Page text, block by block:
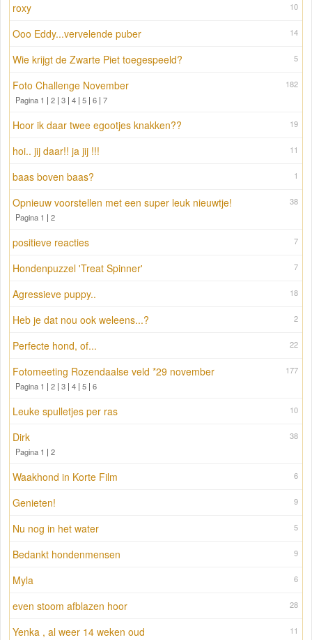
10
roxy
14
Ooo Eddy...vervelende puber
5
Wie krijgt de Zwarte Piet toegespeeld?
182
Foto Challenge November
Pagina 1 | 2 | 3 | 4 | 5 | 6 | 7
19
Hoor ik daar twee egootjes knakken??
11
hoi.. jij daar!! ja jij !!!
1
baas boven baas?
38
Opnieuw voorstellen met een super leuk nieuwtje!
Pagina 1 | 2
7
positieve reacties
7
Hondenpuzzel 'Treat Spinner'
18
Agressieve puppy..
2
Heb je dat nou ook weleens...?
22
Perfecte hond, of...
177
Fotomeeting Rozendaalse veld *29 november
Pagina 1 | 2 | 3 | 4 | 5 | 6
10
Leuke spulletjes per ras
38
Dirk
Pagina 1 | 2
6
Waakhond in Korte Film
9
Genieten!
5
Nu nog in het water
9
Bedankt hondenmensen
6
Myla
28
even stoom afblazen hoor
11
Yenka , al weer 14 weken oud